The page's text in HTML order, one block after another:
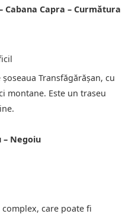
Cabana Capra – Curmătura
Transfăgărășan, cu
montane. Este un traseu
– Negoiu
care poate fi